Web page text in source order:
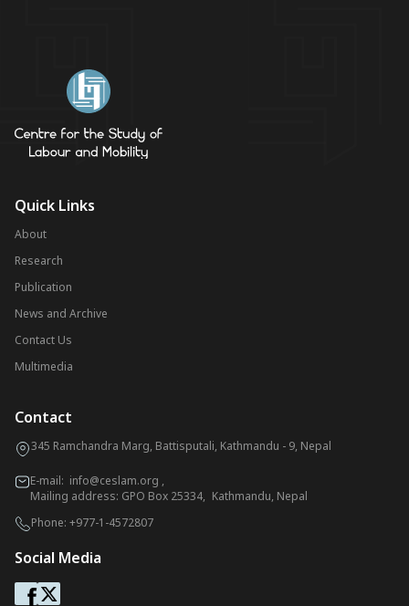
Quick Links
About
Research
Publication
News and Archive
Contact Us
Multimedia
Contact
345 Ramchandra Marg, Battisputali, Kathmandu - 9, Nepal
E-mail: info@ceslam.org ,
Mailing address: GPO Box 25334, Kathmandu, Nepal
Phone: +977-1-4572807
Social Media